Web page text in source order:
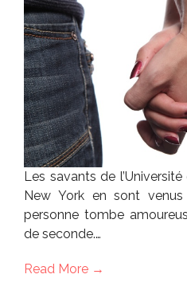
Les savants de
New York en sont
personne tombe
de seconde.…
Read More →